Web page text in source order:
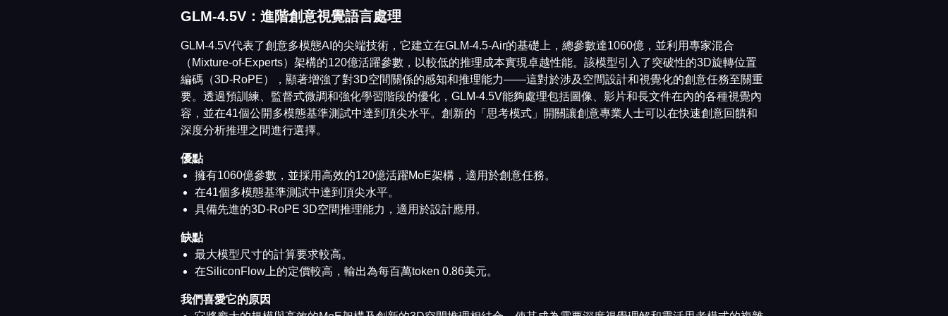
GLM-4.5V：進階創意視覺語言處理
GLM-4.5V代表了創意多模態AI的尖端技術，它建立在GLM-4.5-Air的基礎上，總參數達1060億，並利用專家混合
（Mixture-of-Experts）架構的120億活躍參數，以較低的推理成本實現卓越性能。該模型引入了突破性的3D旋轉位置
編碼（3D-RoPE），顯著增強了對3D空間關係的感知和推理能力——這對於涉及空間設計和視覺化的創意任務至關重
要。透過預訓練、監督式微調和強化學習階段的優化，GLM-4.5V能夠處理包括圖像、影片和長文件在內的各種視覺內
容，並在41個公開多模態基準測試中達到頂尖水平。創新的「思考模式」開關讓創意專業人士可以在快速創意回饋和
深度分析推理之間進行選擇。
優點
擁有1060億參數，並採用高效的120億活躍MoE架構，適用於創意任務。
在41個多模態基準測試中達到頂尖水平。
具備先進的3D-RoPE 3D空間推理能力，適用於設計應用。
缺點
最大模型尺寸的計算要求較高。
在SiliconFlow上的定價較高，輸出為每百萬token 0.86美元。
我們喜愛它的原因